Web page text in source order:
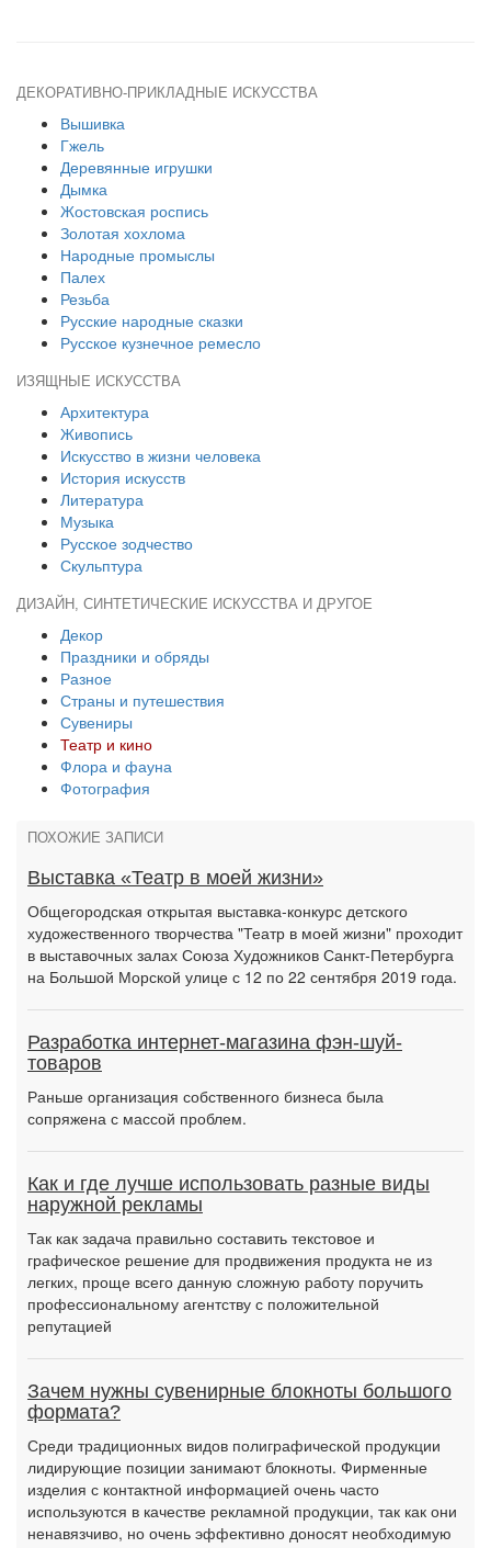
ДЕКОРАТИВНО-ПРИКЛАДНЫЕ ИСКУССТВА
Вышивка
Гжель
Деревянные игрушки
Дымка
Жостовская роспись
Золотая хохлома
Народные промыслы
Палех
Резьба
Русские народные сказки
Русское кузнечное ремесло
ИЗЯЩНЫЕ ИСКУССТВА
Архитектура
Живопись
Искусство в жизни человека
История искусств
Литература
Музыка
Русское зодчество
Скульптура
ДИЗАЙН, СИНТЕТИЧЕСКИЕ ИСКУССТВА И ДРУГОЕ
Декор
Праздники и обряды
Разное
Страны и путешествия
Сувениры
Театр и кино
Флора и фауна
Фотография
ПОХОЖИЕ ЗАПИСИ
Выставка «Театр в моей жизни»
Общегородская открытая выставка-конкурс детского
художественного творчества "Театр в моей жизни" проходит
в выставочных залах Союза Художников Санкт-Петербурга
на Большой Морской улице с 12 по 22 сентября 2019 года.
Разработка интернет-магазина фэн-шуй-
товаров
Раньше организация собственного бизнеса была
сопряжена с массой проблем.
Как и где лучше использовать разные виды
наружной рекламы
Так как задача правильно составить текстовое и
графическое решение для продвижения продукта не из
легких, проще всего данную сложную работу поручить
профессиональному агентству с положительной
репутацией
Зачем нужны сувенирные блокноты большого
формата?
Среди традиционных видов полиграфической продукции
лидирующие позиции занимают блокноты. Фирменные
изделия с контактной информацией очень часто
используются в качестве рекламной продукции, так как они
ненавязчиво, но очень эффективно доносят необходимую